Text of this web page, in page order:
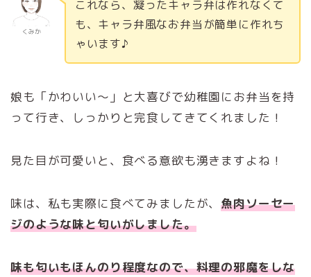
くみか
これなら、凝ったキャラ弁は作れなくて
も、キャラ弁風なお弁当が簡単に作れち
ゃいます♪
娘も「かわいい～」と大喜びで幼稚園にお弁当を持
って行き、しっかりと完食してきてくれました！
見た目が可愛いと、食べる意欲も湧きますよね！
味は、私も実際に食べてみましたが、魚肉ソーセー
ジのような味と匂いがしました。
味も匂いもほんのり程度なので、料理の邪魔をしな